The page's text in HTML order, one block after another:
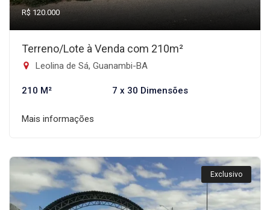
R$ 120.000
Terreno/Lote à Venda com 210m²
Leolina de Sá, Guanambi-BA
210 M² 7 x 30 Dimensões
Mais informações
Exclusivo